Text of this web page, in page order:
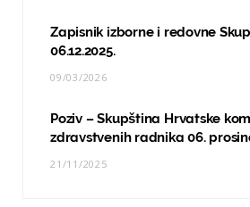
Zapisnik izborne i redovne
06.12.2025.
09/03/2026
Poziv – Skupština Hrvatske
zdravstvenih radnika 06.
21/11/2025